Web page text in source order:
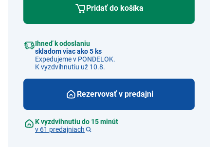
Pridať do košíka
Ihneď k odoslaniu
skladom viac ako 5 ks
Expedujeme v PONDELOK.
K vyzdvihnutiu už 10.8.
Rezervovať v predajni
K vyzdvihnutiu do 15 minút
v 61 predajniach